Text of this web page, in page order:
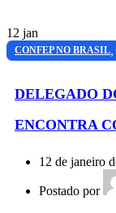
12 jan
CONFEP NO BRASIL,
DELEGADO
ENCONTRA
12 de janeiro
Postado por